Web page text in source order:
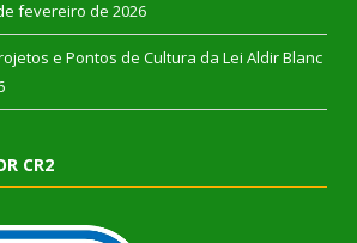
fevereiro de 2026
e Pontos de Cultura da Lei Aldir Blanc
CR2